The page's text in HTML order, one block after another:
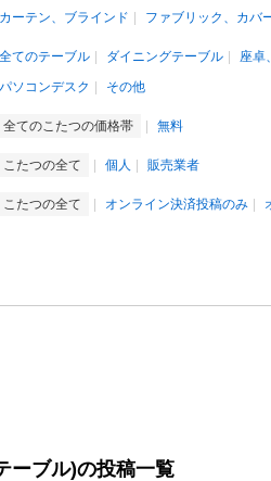
カーテン、ブラインド
ファブリック、カバ
全てのテーブル ダイニングテーブル 座卓
パソコンデスク
その他
全てのこたつの価格帯 無料
こたつの全て 個人 販売業者
こたつの全て オンライン決済投稿のみ
ーブル)の投稿一覧